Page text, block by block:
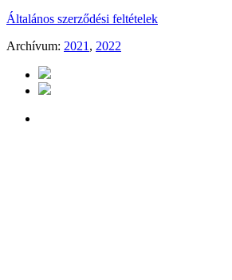
Általános szerződési feltételek
Archívum: 2021 , 2022